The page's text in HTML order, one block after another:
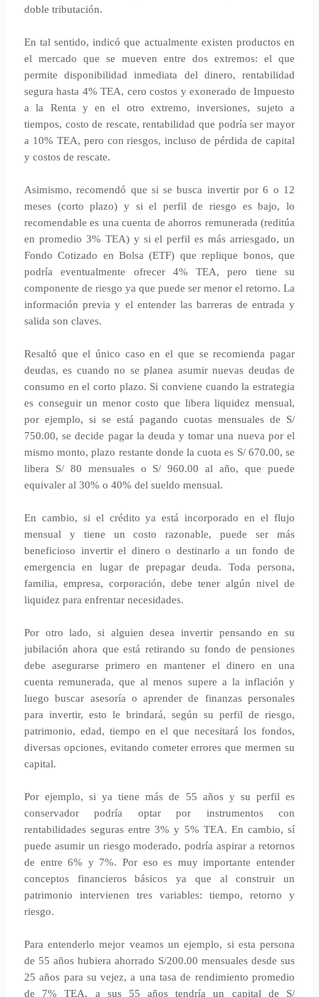
doble tributación.
En tal sentido, indicó que actualmente existen productos en
el mercado que se mueven entre dos extremos: el que
permite disponibilidad inmediata del dinero, rentabilidad
segura hasta 4% TEA, cero costos y exonerado de Impuesto
a la Renta y en el otro extremo, inversiones, sujeto a
tiempos, costo de rescate, rentabilidad que podría ser mayor
a 10% TEA, pero con riesgos, incluso de pérdida de capital
y costos de rescate.
Asimismo, recomendó que si se busca invertir por 6 o 12
meses (corto plazo) y si el perfil de riesgo es bajo, lo
recomendable es una cuenta de ahorros remunerada (reditúa
en promedio 3% TEA) y si el perfil es más arriesgado, un
Fondo Cotizado en Bolsa (ETF) que replique bonos, que
podría eventualmente ofrecer 4% TEA, pero tiene su
componente de riesgo ya que puede ser menor el retorno. La
información previa y el entender las barreras de entrada y
salida son claves.
Resaltó que el único caso en el que se recomienda pagar
deudas, es cuando no se planea asumir nuevas deudas de
consumo en el corto plazo. Si conviene cuando la estrategia
es conseguir un menor costo que libera liquidez mensual,
por ejemplo, si se está pagando cuotas mensuales de S/
750.00, se decide pagar la deuda y tomar una nueva por el
mismo monto, plazo restante donde la cuota es S/ 670.00, se
libera S/ 80 mensuales o S/ 960.00 al año, que puede
equivaler al 30% o 40% del sueldo mensual.
En cambio, si el crédito ya está incorporado en el flujo
mensual y tiene un costo razonable, puede ser más
beneficioso invertir el dinero o destinarlo a un fondo de
emergencia en lugar de prepagar deuda. Toda persona,
familia, empresa, corporación, debe tener algún nivel de
liquidez para enfrentar necesidades.
Por otro lado, si alguien desea invertir pensando en su
jubilación ahora que está retirando su fondo de pensiones
debe asegurarse primero en mantener el dinero en una
cuenta remunerada, que al menos supere a la inflación y
luego buscar asesoría o aprender de finanzas personales
para invertir, esto le brindará, según su perfil de riesgo,
patrimonio, edad, tiempo en el que necesitará los fondos,
diversas opciones, evitando cometer errores que mermen su
capital.
Por ejemplo, si ya tiene más de 55 años y su perfil es
conservador podría optar por instrumentos con
rentabilidades seguras entre 3% y 5% TEA. En cambio, sí
puede asumir un riesgo moderado, podría aspirar a retornos
de entre 6% y 7%. Por eso es muy importante entender
conceptos financieros básicos ya que al construir un
patrimonio intervienen tres variables: tiempo, retorno y
riesgo.
Para entenderlo mejor veamos un ejemplo, si esta persona
de 55 años hubiera ahorrado S/200.00 mensuales desde sus
25 años para su vejez, a una tasa de rendimiento promedio
de 7% TEA, a sus 55 años tendría un capital de S/